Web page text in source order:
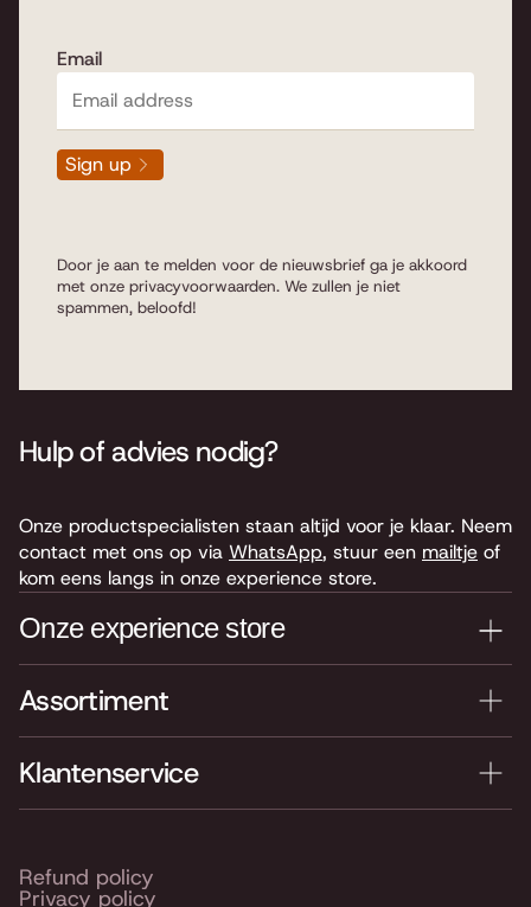
Email
Sign up
Door je aan te melden voor de nieuwsbrief ga je akkoord
met onze privacyvoorwaarden. We zullen je niet
spammen, beloofd!
Assortiment
Klantenservice
Hulp of advies nodig?
Onze productspecialisten staan altijd voor je klaar. Neem
contact met ons op via WhatsApp, stuur een mailtje of
kom eens langs in onze experience store.
Onze experience store
Je nieuwe instrument testen? Kom langs in onze winkel
Routebeschrijving
Refund policy
Privacy policy